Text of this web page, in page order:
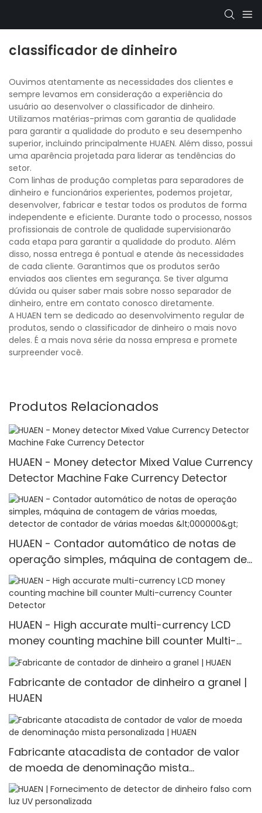
classificador de dinheiro
Ouvimos atentamente as necessidades dos clientes e
sempre levamos em consideração a experiência do
usuário ao desenvolver o classificador de dinheiro.
Utilizamos matérias-primas com garantia de qualidade
para garantir a qualidade do produto e seu desempenho
superior, incluindo principalmente HUAEN. Além disso, possui
uma aparência projetada para liderar as tendências do
setor.
Com linhas de produção completas para separadores de
dinheiro e funcionários experientes, podemos projetar,
desenvolver, fabricar e testar todos os produtos de forma
independente e eficiente. Durante todo o processo, nossos
profissionais de controle de qualidade supervisionarão
cada etapa para garantir a qualidade do produto. Além
disso, nossa entrega é pontual e atende às necessidades
de cada cliente. Garantimos que os produtos serão
enviados aos clientes em segurança. Se tiver alguma
dúvida ou quiser saber mais sobre nosso separador de
dinheiro, entre em contato conosco diretamente.
A HUAEN tem se dedicado ao desenvolvimento regular de
produtos, sendo o classificador de dinheiro o mais novo
deles. É a mais nova série da nossa empresa e promete
surpreender você.
Produtos Relacionados
HUAEN - Money detector Mixed Value Currency
Detector Machine Fake Currency Detector
HUAEN - Contador automático de notas de
operação simples, máquina de contagem de
várias moedas, detector de contador de
várias moedas <000000>
HUAEN - High accurate multi-currency LCD
money counting machine bill counter Multi-
currency Counter <000000> Detector
Fabricante de contador de dinheiro a granel |
HUAEN
Fabricante atacadista de contador de valor
de moeda de denominação mista
personalizada | HUAEN